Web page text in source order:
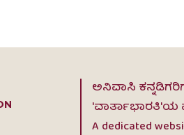
ಅನಿವಾಸಿ
A dedicated